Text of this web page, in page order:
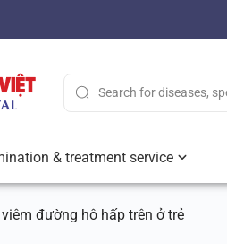
& treatment service
đường hô hấp trên ở trẻ